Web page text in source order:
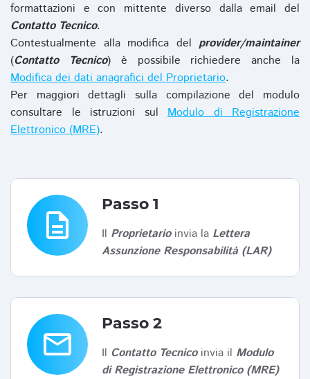
formattazioni e con mittente diverso dalla email del
Contatto Tecnico.
Contestualmente alla modifica del provider/maintainer
(Contatto Tecnico) è possibile richiedere anche la
Modifica dei dati anagrafici del Proprietario.
Per maggiori dettagli sulla compilazione del modulo
consultare le istruzioni sul Modulo di Registrazione
Elettronico (MRE).
description
Passo 1
Il Proprietarioinvia la Lettera
Assunzione Responsabilità (LAR)
email
Passo 2
Il Contatto Tecnicoinvia il Modulo
di Registrazione Elettronico (MRE)